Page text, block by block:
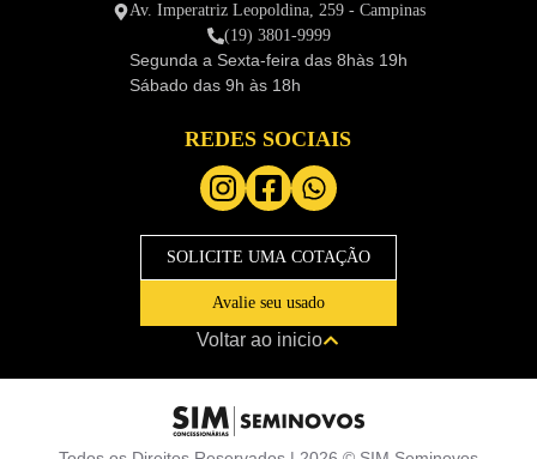
Av. Imperatriz Leopoldina, 259 - Campinas
(19) 3801-9999
Segunda a Sexta-feira das 8hàs 19h
Sábado das 9h às 18h
REDES SOCIAIS
SOLICITE UMA COTAÇÃO
Avalie seu usado
Voltar ao inicio